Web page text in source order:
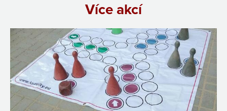
Více akcí